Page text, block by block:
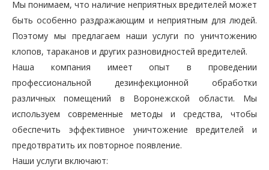
Мы понимаем, что наличие неприятных вредителей может
быть особенно раздражающим и неприятным для людей.
Поэтому мы предлагаем наши услуги по уничтожению
клопов, тараканов и других разновидностей вредителей.
Наша компания имеет опыт в проведении
профессиональной дезинфекционной обработки
различных помещений в Воронежской области. Мы
используем современные методы и средства, чтобы
обеспечить эффективное уничтожение вредителей и
предотвратить их повторное появление.
Наши услуги включают: